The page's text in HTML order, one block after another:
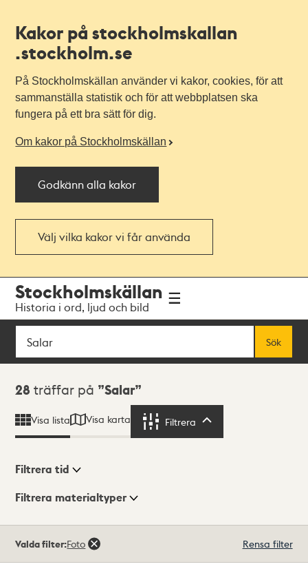
Kakor på stockholmskallan
.stockholm.se
På Stockholmskällan använder vi kakor, cookies, för att
sammanställa statistik och för att webbplatsen ska
fungera på ett bra sätt för dig.
Om kakor på Stockholmskällan
Godkänn alla kakor
Välj vilka kakor vi får använda
navigationen
huvudinnehållet
Stockholmskällan
Historia i ord, ljud och bild
Sök
Sök
Sökresultat
28 träffar på Salar
Visa lista Visa karta Filtrera
Visningsläge
Filtrera tid
Filtrera materialtyper
träffar
Valda filter:Foto Rensa filter